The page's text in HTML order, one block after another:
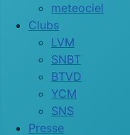
meteociel
Clubs
LVM
SNBT
BTVD
YCM
SNS
Presse